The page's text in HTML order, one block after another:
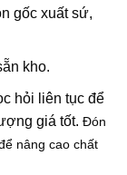
gốc xuất sứ,
kho.
hỏi liên tục để
giá tốt. Đón
nâng cao chất